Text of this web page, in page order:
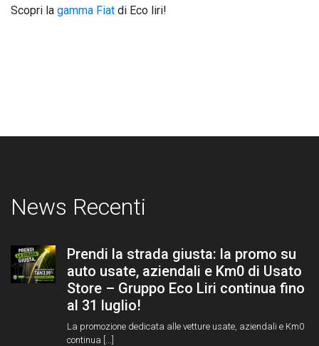
Scopri la gamma Fiat di Eco liri!
News Recenti
Prendi la strada giusta: la promo su
auto usate, aziendali e Km0 di Usato
Store – Gruppo Eco Liri continua fino
al 31 luglio!
La promozione dedicata alle vetture usate, aziendali e Km0
continua [...]